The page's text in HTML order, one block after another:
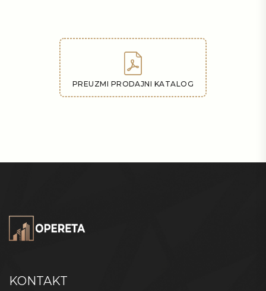
PREUZMI PRODAJNI KATALOG
KONTAKT